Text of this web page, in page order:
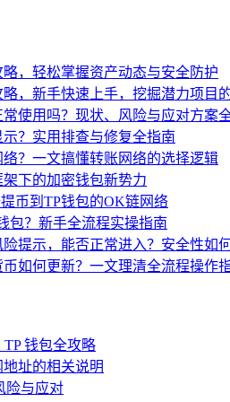
，轻松掌握资产动态与安全防护
，新手快速上手，挖掘潜力项目
常使用吗？现状、风险与应对方案
？实用排查与修复全指南
？一文搞懂转账网络的选择逻辑
下的加密钱包新势力
币到TP钱包的OK链网络
包？新手全流程实操指南
提示，能否正常进入？安全性如何
如何更新？一文理清全流程操作
钱包全攻略
址的相关说明
险与应对